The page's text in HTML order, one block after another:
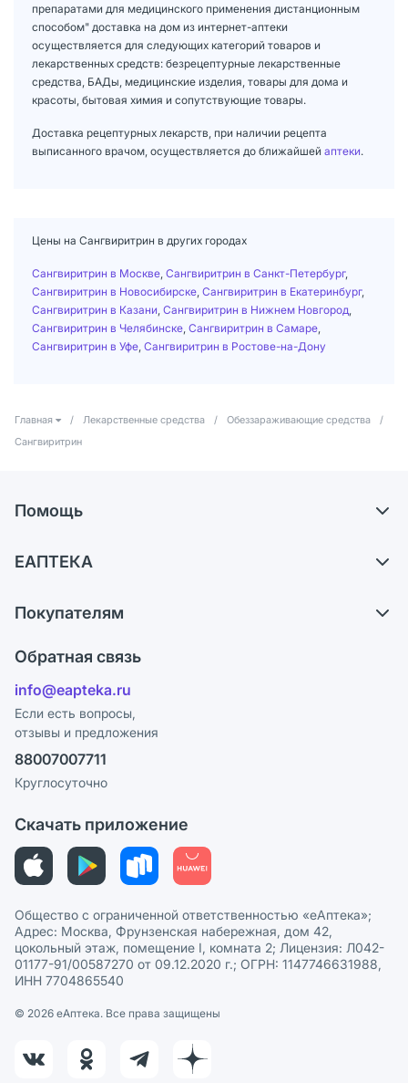
препаратами для медицинского применения дистанционным
способом" доставка на дом из интернет-аптеки
осуществляется для следующих категорий товаров и
лекарственных средств: безрецептурные лекарственные
средства, БАДы, медицинские изделия, товары для дома и
красоты, бытовая химия и сопутствующие товары.
Доставка рецептурных лекарств, при наличии рецепта
выписанного врачом, осуществляется до ближайшей аптеки.
Цены на Сангвиритрин в других городах
Сангвиритрин в Москве Сангвиритрин в Санкт-Петербург,
Сангвиритрин в Новосибирске Сангвиритрин в Екатеринбург,
Сангвиритрин в Казани Сангвиритрин в Нижнем Новгород
Сангвиритрин в Челябинске Сангвиритрин в Самаре
Сангвиритрин в Уфе Сангвиритрин в Ростове-на-Дону
Главная / Лекарственные средства / Обеззараживающие средства
/
Сангвиритрин
Помощь
Самовывоз из аптек
Ответы на вопросы
Блог
ЕАПТЕКА
Карьера
Поставщики
Лицензия
Реклама на сайте
Ваши товары на ЕАПТЕКЕ
Покупателям
Программа СберСпасибо
Политика конфиденциальности
Пользовательское соглашение
Политика рекомендаций
Этика и соответствие
Политика в отношении обработки персональных данных
Обратная связь
info@eapteka.ru
Если есть вопросы,
отзывы и предложения
88007007711
Круглосуточно
Скачать приложение
Общество с ограниченной ответственностью «еАптека»;
Адрес: Москва, Фрунзенская набережная, дом 42,
цокольный этаж, помещение I, комната 2; Лицензия: Л042-
01177-91/00587270 от 09.12.2020 г.; ОГРН: 1147746631988,
ИНН 7704865540
© 2026 eАптека. Все права защищены